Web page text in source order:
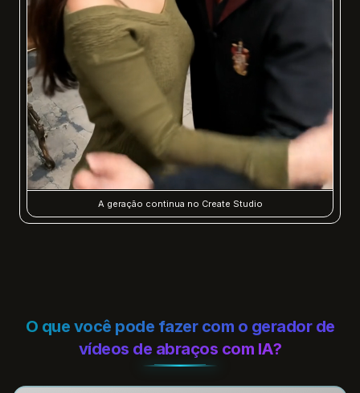
A geração continua no Create Studio
O que você pode fazer com o gerador de
vídeos de abraços com IA?